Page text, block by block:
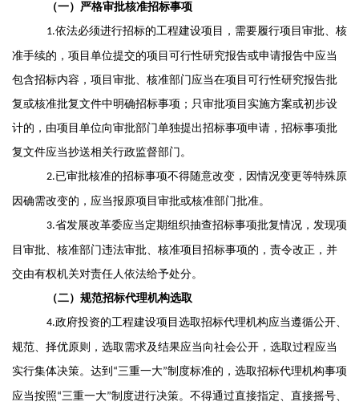
（一）严格审批核准招标事项
1.依法必须进行招标的工程建设项目 ， 需要履行项目审批、核
准手续的 ， 项目单位提交的项目可行性研究报告或申请报告中应当
包含招标内容， 项目审批、核准部门应当在项目可行性研究报告批
复或核准批复文件中明确招标事项 ； 只审批项目实施方案或初步设
计的，由项目单位向审批部门单独提出招标事项申请 ， 招标事项批
复文件应当抄送相关行政监督部门。
2.已审批核准的招标事项不得随意改变， 因情况变更等特殊原
因确需改变的 ， 应当报原项目审批或核准部门批准。
3.省发展改革委应当 定期组织抽查招标事项批复情况， 发现项
目审批、 核准部门违法审批、核准项目招标事项的 ， 责令改正 ， 并
交由有权机关对责任人依法给予处分。
（二）规范招标代理机构选取
4.政府投资的工程建设项目选取招标代理机构应当遵循公开、
规范、择优原则 ， 选取需求及结果应当 向社会公开 ， 选取过程应当
实行集体决策。 达到 “三重一大”制度标准的 ， 选取招标代理机构事项
应当按照“三重一大”制度进行决策。 不得通过直接指定、直接摇号、